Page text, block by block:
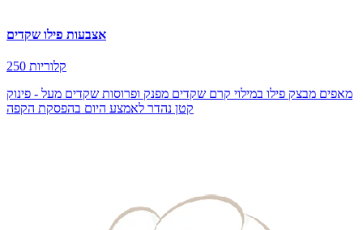
אצבעות פילו שקדים
250 קלוריות
מאפים מבצק פילו במילוי קרם שקדים מפנק ופרוסות שקדים מעל - פינוק
קטן נהדר לאמצע היום בהפסקת הקפה